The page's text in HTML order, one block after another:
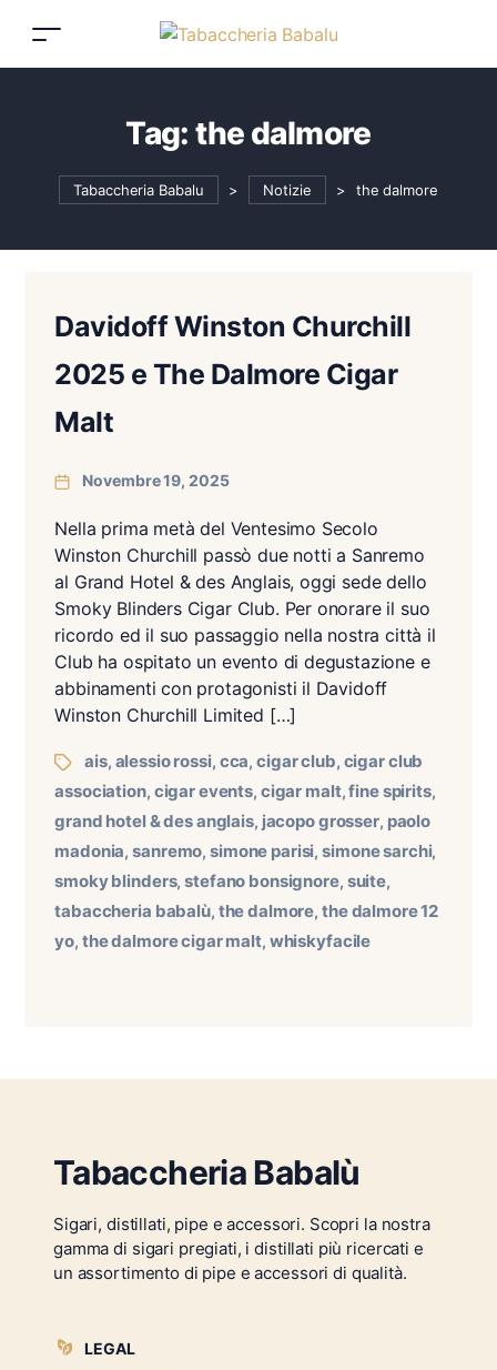
Tag:the dalmore
Tabaccheria Babalu > Notizie > the dalmore
Davidoff Winston Churchill
2025 e The Dalmore Cigar
Malt
Novembre 19, 2025
Nella prima metà del Ventesimo Secolo
Winston Churchill passò due notti a Sanremo
al Grand Hotel & des Anglais, oggi sede dello
Smoky Blinders Cigar Club. Per onorare il suo
ricordo ed il suo passaggio nella nostra città il
Club ha ospitato un evento di degustazione e
abbinamenti con protagonisti il Davidoff
Winston Churchill Limited […]
ais, alessio rossi, cca,cigar club, cigar club
association, cigar events, cigar malt,fine spirits,
grand hotel & des anglais, jacopo grosser, paolo
madonia,sanremo,simone parisi,simone sarchi,
smoky blinders,stefano bonsignore, suite,
tabaccheria babalù, the dalmore,the dalmore 12
yo, the dalmore cigar malt, whiskyfacile
Tabaccheria Babalù
Sigari, distillati, pipe e accessori. Scopri la nostra
gamma di sigari pregiati, i distillati più ricercati e
un assortimento di pipe e accessori di qualità.
LEGAL